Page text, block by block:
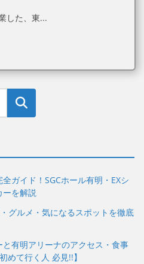
した、東
ガイド！SGCホール有明・EXシ
ーを解説
グルメ・気になるスポットを徹底
と有明アリーナのアクセス・食事
めて行く人 必見!!】